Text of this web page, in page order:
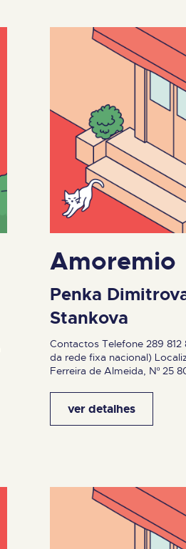
Amoremio
Penka
Stankova
Contactos Telefone 289 812
da rede fixa nacional)
Ferreira de Almeida, Nº 25
ver detalhes